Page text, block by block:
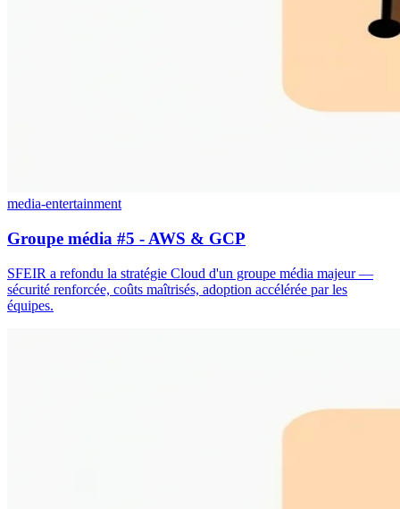
media-entertainment
Groupe média #5 - AWS & GCP
SFEIR a refondu la stratégie Cloud d'un groupe média majeur —
sécurité renforcée, coûts maîtrisés, adoption accélérée par les
équipes.